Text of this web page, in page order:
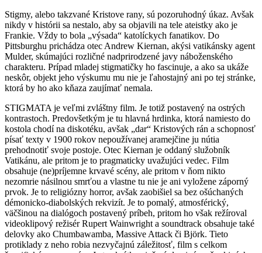
Stigmy, alebo takzvané Kristove rany, sú pozoruhodný úkaz. Avšak
nikdy v histórii sa nestalo, aby sa objavili na tele ateistky ako je
Frankie. Vždy to bola „výsada“ katolíckych fanatikov. Do
Pittsburghu prichádza otec Andrew Kiernan, akýsi vatikánsky agent
Mulder, skúmajúci rozličné nadprirodzené javy náboženského
charakteru. Prípad mladej stigmatičky ho fascinuje, a ako sa ukáže
neskôr, objekt jeho výskumu mu nie je ľahostajný ani po tej stránke,
ktorá by ho ako kňaza zaujímať nemala.
STIGMATA je veľmi zvláštny film. Je totiž postavený na ostrých
kontrastoch. Predovšetkým je tu hlavná hrdinka, ktorá namiesto do
kostola chodí na diskotéku, avšak „dar“ Kristových rán a schopnosť
písať texty v 1900 rokov nepoužívanej aramejčine ju nútia
prehodnotiť svoje postoje. Otec Kiernan je oddaný služobník
Vatikánu, ale pritom je to pragmaticky uvažujúci vedec. Film
obsahuje (ne)príjemne krvavé scény, ale pritom v ňom nikto
nezomrie násilnou smrťou a vlastne tu nie je ani vyložene záporný
prvok. Je to religiózny horror, avšak zaobišiel sa bez ošúchaných
démonicko-diabolských rekvizít. Je to pomalý, atmosférický,
väčšinou na dialógoch postavený príbeh, pritom ho však režíroval
videoklipový režisér Rupert Wainwright a soundtrack obsahuje také
delovky ako Chumbawamba, Massive Attack či Björk. Tieto
protiklady z neho robia nezvyčajnú záležitosť, film s celkom